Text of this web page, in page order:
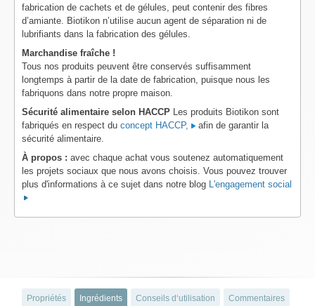
fabrication de cachets et de gélules, peut contenir des fibres
d’amiante. Biotikon n’utilise aucun agent de séparation ni de
lubrifiants dans la fabrication des gélules.
Marchandise fraîche !
Tous nos produits peuvent être conservés suffisamment
longtemps à partir de la date de fabrication, puisque nous les
fabriquons dans notre propre maison.
Sécurité alimentaire selon HACCP Les produits Biotikon sont
fabriqués en respect du concept HACCP,
afin de garantir la
sécurité alimentaire.
À propos : avec chaque achat vous soutenez automatiquement
les projets sociaux que nous avons choisis. Vous pouvez trouver
plus d'informations à ce sujet dans notre blog L'engagement social
Propriétés Ingrédients Conseils d‘utilisation Commentaires